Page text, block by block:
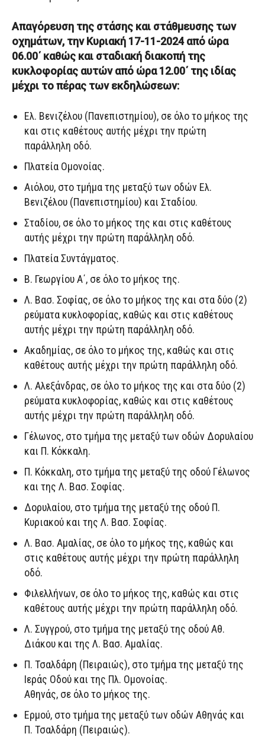
Απαγόρευση της στάσης και στάθμευσης των
οχημάτων, την Κυριακή 17-11-2024 από ώρα
06.00΄ καθώς και σταδιακή διακοπή της
κυκλοφορίας αυτών από ώρα 12.00΄ της ιδίας
μέχρι το πέρας των εκδηλώσεων:
Ελ. Βενιζέλου (Πανεπιστημίου), σε όλο το μήκος της
και στις καθέτους αυτής μέχρι την πρώτη
παράλληλη οδό.
Πλατεία Ομονοίας.
Αιόλου, στο τμήμα της μεταξύ των οδών Ελ.
Βενιζέλου (Πανεπιστημίου) και Σταδίου.
Σταδίου, σε όλο το μήκος της και στις καθέτους
αυτής μέχρι την πρώτη παράλληλη οδό.
Πλατεία Συντάγματος.
Β. Γεωργίου Α΄, σε όλο το μήκος της.
Λ. Βασ. Σοφίας, σε όλο το μήκος της και στα δύο (2)
ρεύματα κυκλοφορίας, καθώς και στις καθέτους
αυτής μέχρι την πρώτη παράλληλη οδό.
Ακαδημίας, σε όλο το μήκος της, καθώς και στις
καθέτους αυτής μέχρι την πρώτη παράλληλη οδό.
Λ. Αλεξάνδρας, σε όλο το μήκος της και στα δύο (2)
ρεύματα κυκλοφορίας, καθώς και στις καθέτους
αυτής μέχρι την πρώτη παράλληλη οδό.
Γέλωνος, στο τμήμα της μεταξύ των οδών Δορυλαίου
και Π. Κόκκαλη.
Π. Κόκκαλη, στο τμήμα της μεταξύ της οδού Γέλωνος
και της Λ. Βασ. Σοφίας.
Δορυλαίου, στο τμήμα της μεταξύ της οδού Π.
Κυριακού και της Λ. Βασ. Σοφίας.
Λ. Βασ. Αμαλίας, σε όλο το μήκος της, καθώς και
στις καθέτους αυτής μέχρι την πρώτη παράλληλη
οδό.
Φιλελλήνων, σε όλο το μήκος της, καθώς και στις
καθέτους αυτής μέχρι την πρώτη παράλληλη οδό.
Λ. Συγγρού, στο τμήμα της μεταξύ της οδού Αθ.
Διάκου και της Λ. Βασ. Αμαλίας.
Π. Τσαλδάρη (Πειραιώς), στο τμήμα της μεταξύ της
Ιεράς Οδού και της Πλ. Ομονοίας.
Αθηνάς, σε όλο το μήκος της.
Ερμού, στο τμήμα της μεταξύ των οδών Αθηνάς και
Π. Τσαλδάρη (Πειραιώς).